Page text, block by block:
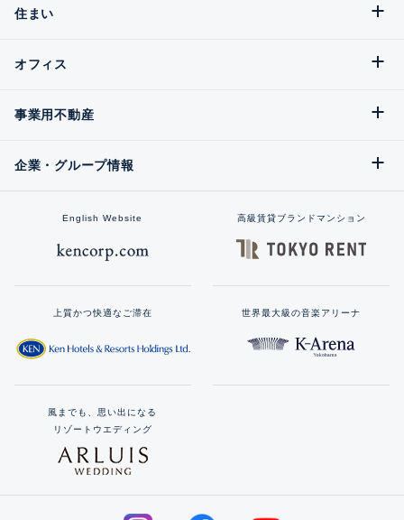
住まい
オフィス
事業用不動産
企業・グループ情報
English Website 高級賃貸ブランドマンション
上質かつ快適なご滞在 世界最大級の音楽アリーナ
風までも、思い出になる
リゾートウエディング